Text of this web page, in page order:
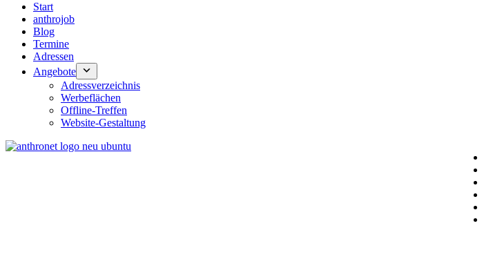
Start
anthrojob
Blog
Termine
Adressen
Angebote
Adressverzeichnis
Werbeflächen
Offline-Treffen
Website-Gestaltung